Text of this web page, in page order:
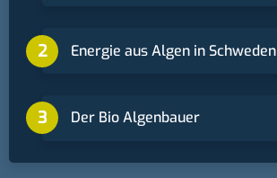
Energie aus Algen in Schweden
Der Bio Algenbauer